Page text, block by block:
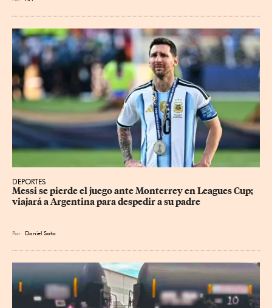
DEPORTES
Messi se pierde el juego ante Monterrey en Leagues Cup;
viajará a Argentina para despedir a su padre
Por Daniel Soto